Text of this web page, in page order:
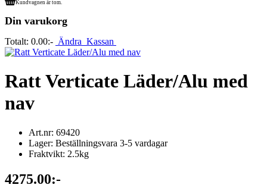
Kundvagnen är tom.
Din varukorg
Totalt: 0.00:- Ändra Kassan
Ratt Verticate Läder/Alu med
nav
Art.nr: 69420
Lager: Beställningsvara 3-5 vardagar
Fraktvikt: 2.5kg
4275.00:-